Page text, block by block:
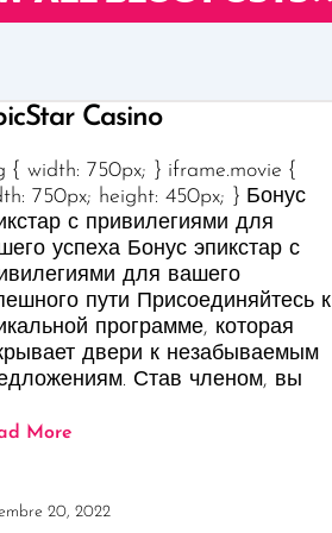
Casino
{ width: 750px; } iframe.movie {
750px; height: 450px; } Бонус
с привилегиями для
успеха Бонус эпикстар с
для вашего
пути Присоединяйтесь к
программе, которая
двери к незабываемым
Став членом, вы
More
20, 2022